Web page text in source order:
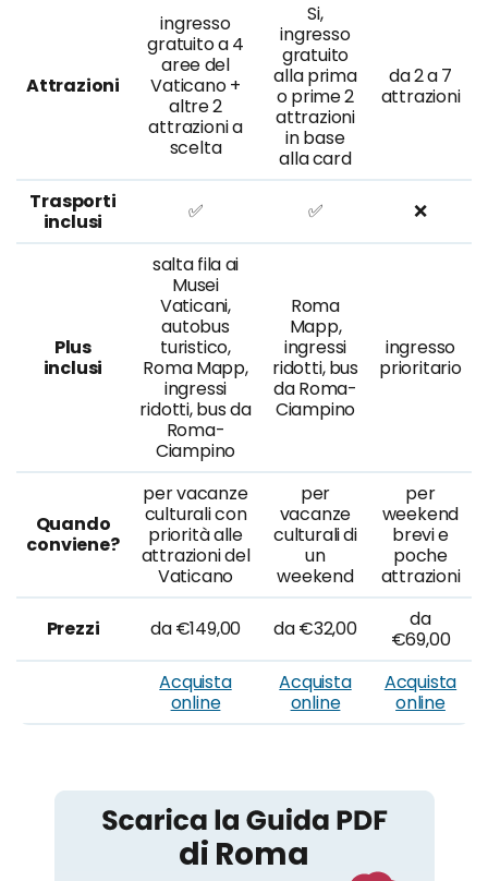
Attrazioni
ingresso
gratuito a 4
aree del
Vaticano +
altre 2
attrazioni a
scelta
Si,
ingresso
gratuito
alla prima
o prime 2
attrazioni
in base
alla card
da 2 a 7
attrazioni
Trasporti
inclusi
✅ ✅ ❌
Plus
inclusi
salta fila ai
Musei
Vaticani,
autobus
turistico,
Roma Mapp,
ingressi
ridotti, bus da
Roma-
Ciampino
Roma
Mapp,
ingressi
ridotti, bus
da Roma-
Ciampino
ingresso
prioritario
Quando
conviene?
per vacanze
culturali con
priorità alle
attrazioni del
Vaticano
per
vacanze
culturali di
un
weekend
per
weekend
brevi e
poche
attrazioni
Prezzi da €149,00 da €32,00
da
€69,00
Acquista
online
Acquista
online
Acquista
online
Roma